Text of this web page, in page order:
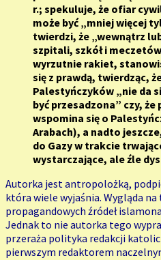
r.; spekuluje, że ofiar
może być „mniej więcej
twierdzi, że „wewnątrz
szpitali, szkół i
wyrzutnie rakiet,
się z prawdą, twierdząc,
Palestyńczyków „nie da
być przesadzona” czy, że
wspomina się o
Arabach), a nadto
do Gazy w trakcie
wystarczające, ale źle
Autorka jest antropolożką,
która wiele wyjaśnia. Wygląda na
propagandowych źródeł
Jednak to nie autorka tego
przeraża polityka redakcji
pierwszym redaktorem